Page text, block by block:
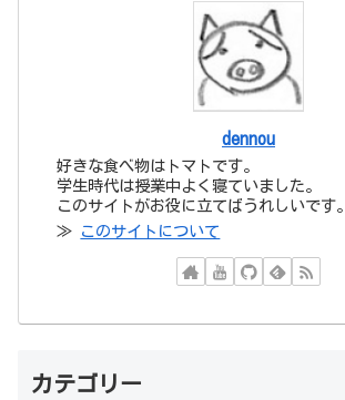
dennou
好きな食べ物はトマトです。
学生時代は授業中よく寝ていました。
このサイトがお役に立てばうれしいです。
≫ このサイトについて
カテゴリー